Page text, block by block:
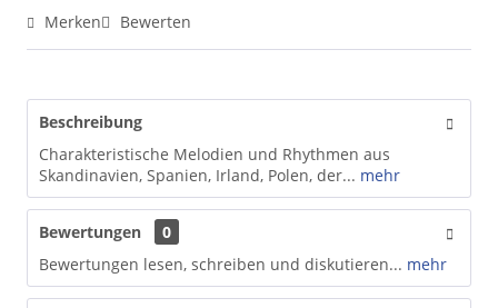
Merken Bewerten
Beschreibung
Charakteristische Melodien und Rhythmen aus
Skandinavien, Spanien, Irland, Polen, der... mehr
Bewertungen
0
Bewertungen lesen, schreiben und diskutieren... mehr